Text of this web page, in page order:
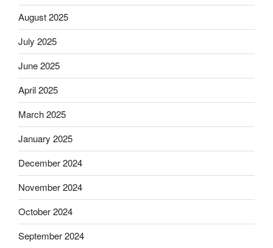
August 2025
July 2025
June 2025
April 2025
March 2025
January 2025
December 2024
November 2024
October 2024
September 2024